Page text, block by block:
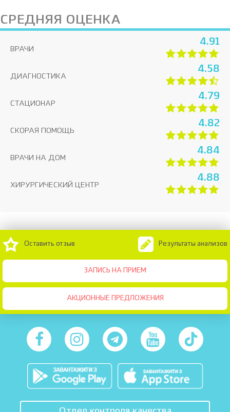
СРЕДНЯЯ ОЦЕНКА
ВРАЧИ
4.91
ДИАГНОСТИКА
4.58
СТАЦИОНАР
4.79
СКОРАЯ ПОМОЩЬ
4.82
ВРАЧИ НА ДОМ
4.84
ХИРУРГИЧЕСКИЙ ЦЕНТР
4.88
ЗАПИСЬ НА ПРИЕМ
Оставить отзыв Результаты анализов
АКЦИОННЫЕ ПРЕДЛОЖЕНИЯ